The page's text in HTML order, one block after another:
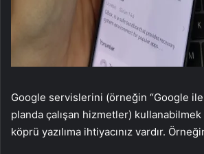
Google servislerini (örneğin “Google
planda çalışan hizmetler) kullanabilmek
köprü yazılıma ihtiyacınız vardır.